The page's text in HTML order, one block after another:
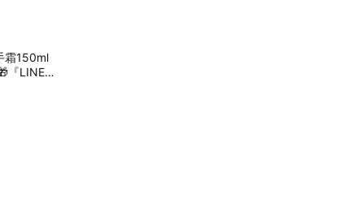
霜150ml
『LINE禮